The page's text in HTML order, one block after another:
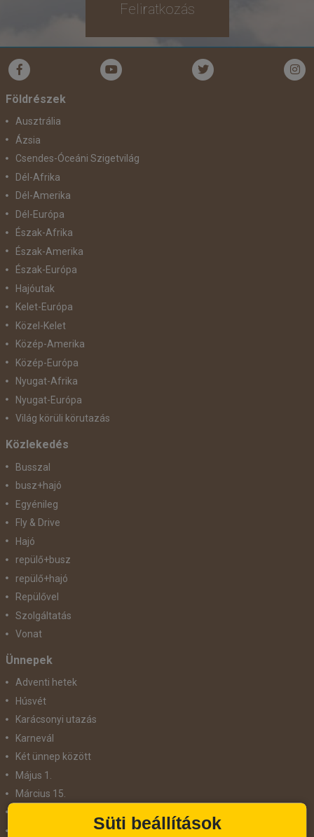
Feliratkozás
Földrészek
Ausztrália
Ázsia
Csendes-Óceáni Szigetvilág
Dél-Afrika
Dél-Amerika
Dél-Európa
Észak-Afrika
Észak-Amerika
Észak-Európa
Hajóutak
Kelet-Európa
Közel-Kelet
Közép-Amerika
Közép-Európa
Nyugat-Afrika
Nyugat-Európa
Világ körüli körutazás
Közlekedés
Busszal
busz+hajó
Egyénileg
Fly & Drive
Hajó
repülő+busz
repülő+hajó
Repülővel
Szolgáltatás
Vonat
Ünnepek
Adventi hetek
Húsvét
Karácsonyi utazás
Karnevál
Két ünnep között
Május 1.
Március 15.
Süti beállítások